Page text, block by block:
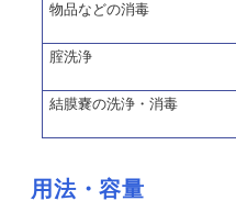
物品などの消毒
腟洗浄
結膜嚢の洗浄・消毒
用法・容量